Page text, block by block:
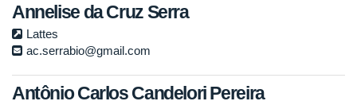
Annelise da Cruz Serra
Lattes
ac.serrabio@gmail.com
Antônio Carlos Candelori Pereira